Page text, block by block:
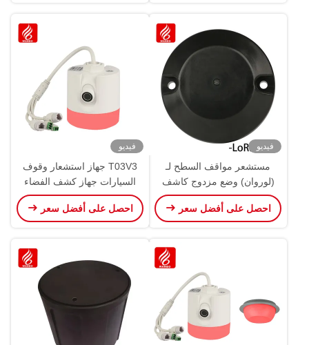
فيديو
مستشعر مواقف السطح لـ
(لوروان) وضع مزدوج كاشف
جيومغناطيسي مستشعر
لاسلكي
احصل على أفضل سعر
فيديو
T03V3 جهاز استشعار وقوف
السيارات جهاز كشف الفضاء
بالفيديو كاميرا LPR التعرف
على لوحة الترخيص
احصل على أفضل سعر